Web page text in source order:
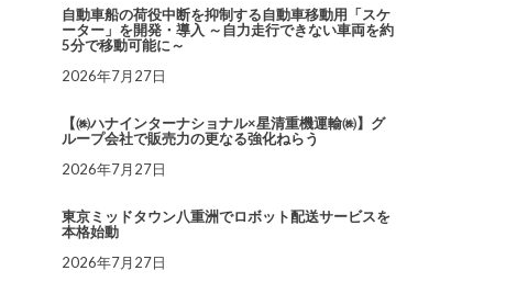
自動車船の荷役中断を抑制する自動車移動用「スケ
ーター」を開発・導入 ～自力走行できない車両を約
5分で移動可能に～
2026年7月27日
【㈱ハナインターナショナル×星清重機運輸㈱】グ
ループ会社で販売力の更なる強化ねらう
2026年7月27日
東京ミッドタウン八重洲でロボット配送サービスを
本格始動
2026年7月27日